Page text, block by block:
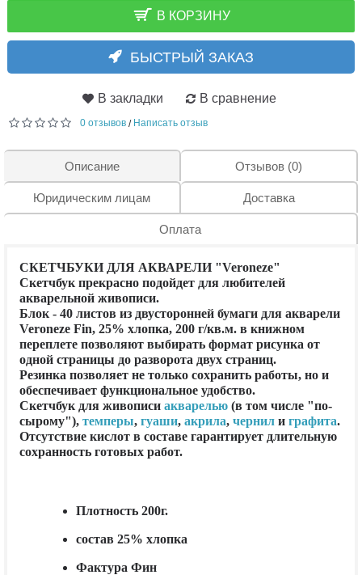
В КОРЗИНУ
БЫСТРЫЙ ЗАКАЗ
В закладки В сравнение
0 отзывов / Написать отзыв
Описание Отзывов (0)
Юридическим лицам Доставка
Оплата
СКЕТЧБУКИ ДЛЯ АКВАРЕЛИ "Veroneze"
Скетчбук прекрасно подойдет для любителей
акварельной живописи.
Блок - 40 листов из двусторонней бумаги для акварели
Veroneze Fin, 25% хлопка, 200 г/кв.м. в книжном
переплете позволяют выбирать формат рисунка от
одной страницы до разворота двух страниц.
Резинка позволяет не только сохранить работы, но и
обеспечивает функциональное удобство.
Скетчбук для живописи акварелью (в том числе "по-
сырому"), темперы, гуаши, акрила, чернил и графита.
Отсутствие кислот в составе гарантирует длительную
сохранность готовых работ.
Плотность 200г.
состав 25% хлопка
Фактура Фин